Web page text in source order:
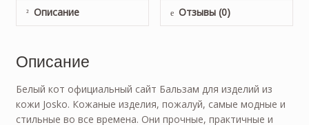
Описание Отзывы (0)
Описание
Белый кот официальный сайт Бальзам для изделий из
кожи Josko. Кожаные изделия, пожалуй, самые модные и
стильные во все времена. Они прочные, практичные и